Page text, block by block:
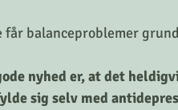
får balanceproblemer
nyhed er, at det
sig selv med